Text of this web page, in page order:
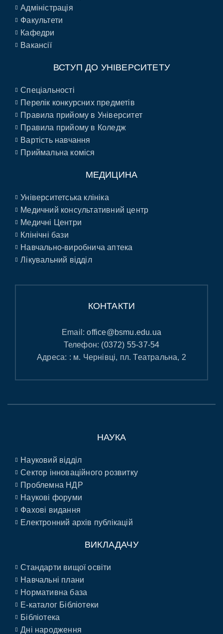
Адміністрація
Факультети
Кафедри
Вакансії
ВСТУП ДО УНІВЕРСИТЕТУ
Спеціальності
Перелік конкурсних предметів
Правила прийому в Університет
Правила прийому в Коледж
Вартість навчання
Приймальна коміся
МЕДИЦИНА
Університетська клініка
Медичний консультативний центр
Медичні Центри
Клінічні бази
Навчально-виробнича аптека
Лікувальний відділ
КОНТАКТИ
Email:office@bsmu.edu.ua
Телефон: (0372) 55-37-54
Адреса: : м. Чернівці, пл. Театральна, 2
НАУКА
Науковий відділ
Сектор інноваційного розвитку
Проблемна НДР
Наукові форуми
Фахові видання
Електронний архів публікацій
ВИКЛАДАЧУ
Стандарти вищої освіти
Навчальні плани
Нормативна база
E-каталог Бібліотеки
Бібліотека
Дні народження